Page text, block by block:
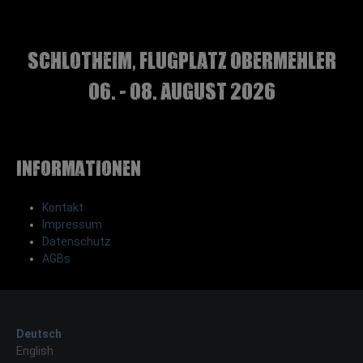
Schlotheim, Flugplatz Obermehler
06. - 08. August 2026
Informationen
Kontakt
Impressum
Datenschutz
AGBs
Deutsch
English